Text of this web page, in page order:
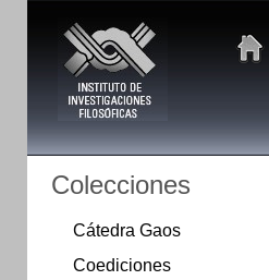
Colecciones
Cátedra Gaos
Coediciones